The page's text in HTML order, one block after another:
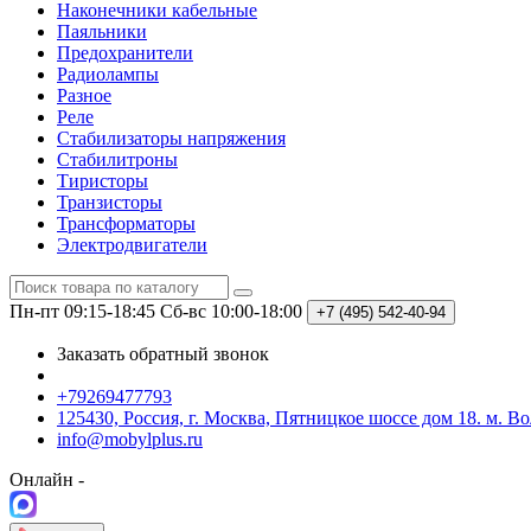
Наконечники кабельные
Паяльники
Предохранители
Радиолампы
Разное
Реле
Стабилизаторы напряжения
Стабилитроны
Тиристоры
Транзисторы
Трансформаторы
Электродвигатели
Пн-пт 09:15-18:45 Сб-вс 10:00-18:00 +7 (495) 542-40-94
Заказать обратный звонок
+79269477793
125430, Россия, г. Москва, Пятницкое шоссе дом 18. м.
info@mobylplus.ru
Онлайн -